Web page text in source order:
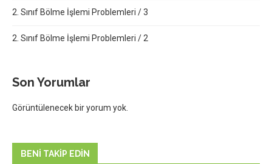
2. Sınıf Bölme İşlemi Problemleri / 3
2. Sınıf Bölme İşlemi Problemleri / 2
Son Yorumlar
Görüntülenecek bir yorum yok.
BENI TAKIP EDIN